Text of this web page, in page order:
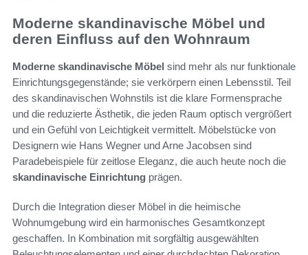
Moderne skandinavische Möbel und
deren Einfluss auf den Wohnraum
Moderne skandinavische Möbel sind mehr als nur funktionale
Einrichtungsgegenstände; sie verkörpern einen Lebensstil. Teil
des skandinavischen Wohnstils ist die klare Formensprache
und die reduzierte Ästhetik, die jeden Raum optisch vergrößert
und ein Gefühl von Leichtigkeit vermittelt. Möbelstücke von
Designern wie Hans Wegner und Arne Jacobsen sind
Paradebeispiele für zeitlose Eleganz, die auch heute noch die
skandinavische Einrichtung prägen.
Durch die Integration dieser Möbel in die heimische
Wohnumgebung wird ein harmonisches Gesamtkonzept
geschaffen. In Kombination mit sorgfältig ausgewählten